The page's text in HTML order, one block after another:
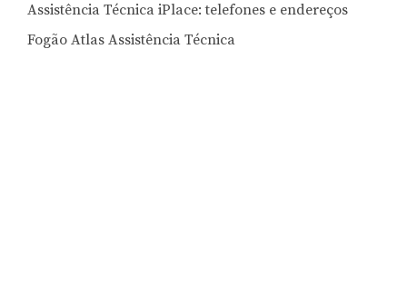
Assistência Técnica iPlace: telefones e endereços
Fogão Atlas Assistência Técnica